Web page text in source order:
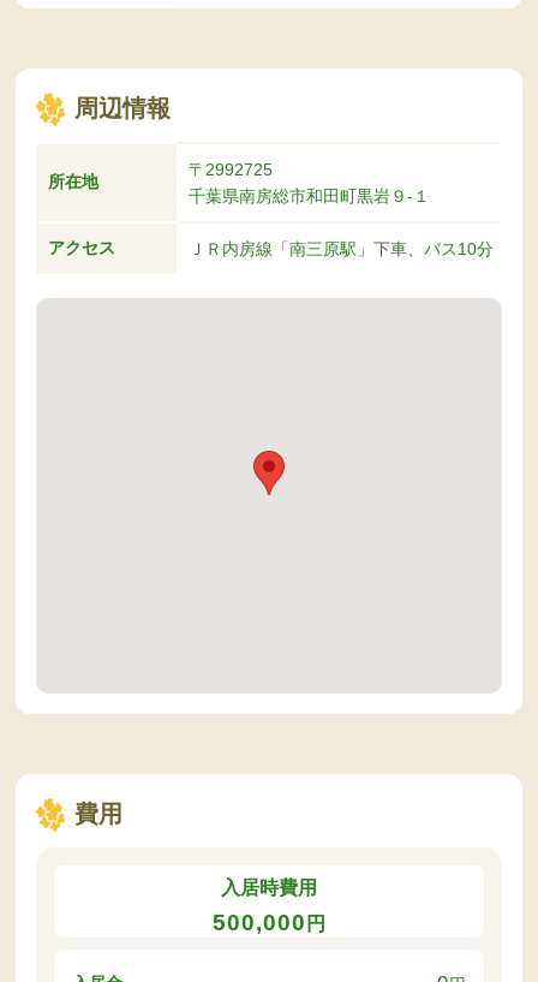
周辺情報
所在地
〒2992725
千葉県南房総市和田町黒岩９-１
アクセス ＪＲ内房線「南三原駅」下車、バス10分
費用
入居時費用
500,000 円